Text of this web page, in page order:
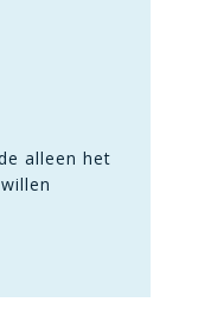
alleen het